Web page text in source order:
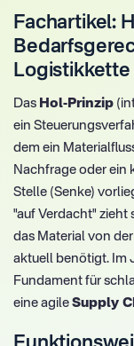
Fachartikel:
Logistikkette
Das Hol-Prinzip
ein
dem ein
Nachfrage oder ein
Stelle (Senke)
"auf Verdacht" zieht
das Material von
aktuell benötigt. Im
Fundament für
eine agile Supply